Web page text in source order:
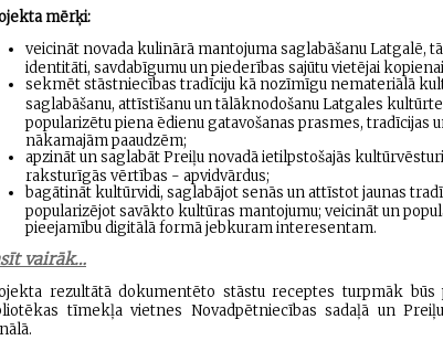
mērķi:
veicināt novada kulinārā mantojuma saglabāšanu Latgalē,
identitāti, savdabīgumu un piederības sajūtu vietējai
sekmēt stāstniecības tradīciju kā nozīmīgu nemateriālā
saglabāšanu, attīstīšanu un tālāknodošanu Latgales
popularizētu piena ēdienu gatavošanas prasmes, tradīcijas
nākamajām paaudzēm;
apzināt un saglabāt Preiļu novadā ietilpstošajās
raksturīgās vērtības - apvidvārdus;
bagātināt kultūrvidi, saglabājot senās un attīstot jaunas
popularizējot savākto kultūras mantojumu; veicināt un
pieejamību digitālā formā jebkuram interesentam.
vairāk…
rezultātā dokumentēto stāstu receptes turpmāk būs
tīmekļa vietnes Novadpētniecības sadaļā un